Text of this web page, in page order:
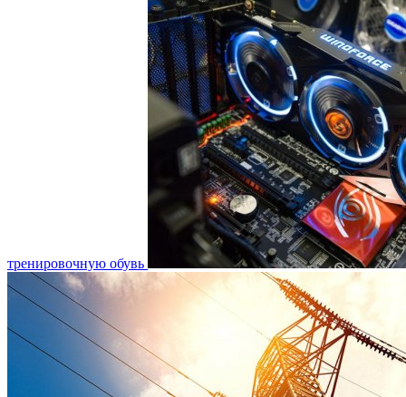
тренировочную обувь